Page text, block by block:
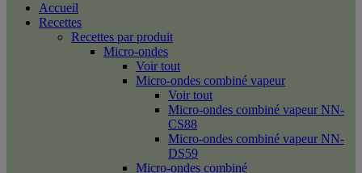
Accueil
Recettes
Recettes par produit
Micro-ondes
Voir tout
Micro-ondes combiné vapeur
Voir tout
Micro-ondes combiné vapeur NN-
CS88
Micro-ondes combiné vapeur NN-
DS59
Micro-ondes combiné